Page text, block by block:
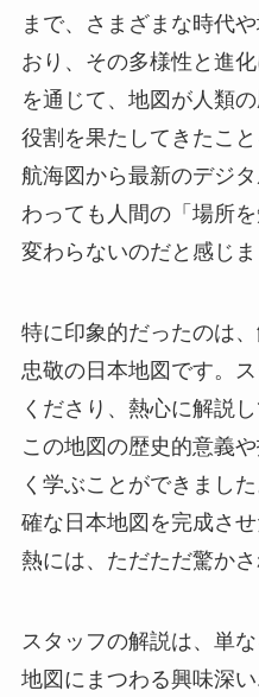
まで、さまざまな時代
おり、その多様性と進
を通じて、地図が人類
役割を果たしてきたこ
航海図から最新のデジ
わっても人間の「場所
変わらないのだと感じま
特に印象的だったのは
忠敬の日本地図です。
くださり、熱心に解説
この地図の歴史的意義
く学ぶことができまし
確な日本地図を完成さ
熱には、ただただ驚かさ
スタッフの解説は、単
地図にまつわる興味深